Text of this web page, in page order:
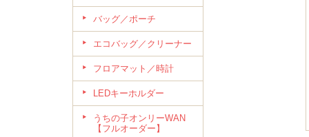
バッグ／ポーチ
エコバッグ／クリーナー
フロアマット／時計
LEDキーホルダー
うちの子オンリーWAN
【フルオーダー】